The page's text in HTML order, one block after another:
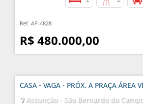
Ref. AP-4828
R$ 480.000,00
CASA - VAGA - PRÓX. A PRAÇA ÁREA
Assunção - São Bernardo do Campo